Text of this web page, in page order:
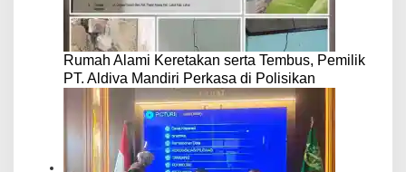
Rumah Alami Keretakan serta Tembus, Pemilik
PT. Aldiva Mandiri Perkasa di Polisikan